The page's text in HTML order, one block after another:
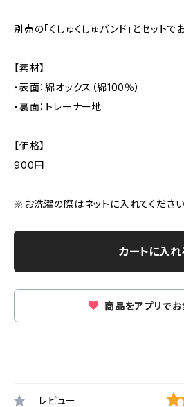
別売の「くしゅくしゅバンド」とセットで
【素材】
・表面：綿オックス（綿100％）
・裏面：トレーナー地
【価格】
900円
※お洗濯の際はネットに入れてください
カートに入れ
商品をアプリで
レビュー